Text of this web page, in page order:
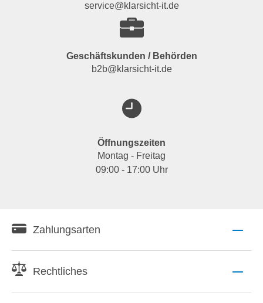
service@klarsicht-it.de
Geschäftskunden / Behörden
b2b@klarsicht-it.de
Öffnungszeiten
Montag - Freitag
09:00 - 17:00 Uhr
Zahlungsarten
Rechtliches